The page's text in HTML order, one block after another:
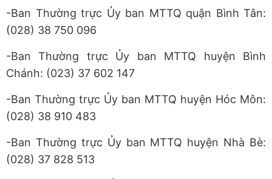
-Ban Thường trực Ủy ban MTTQ quận Bình Tân:
(028) 38 750 096
-Ban Thường trực Ủy ban MTTQ huyện Bình
Chánh: (023) 37 602 147
-Ban Thường trực Ủy ban MTTQ huyện Hóc Môn:
(028) 38 910 483
-Ban Thường trực Ủy ban MTTQ huyện Nhà Bè:
(028) 37 828 513